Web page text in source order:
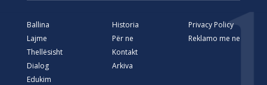
Ballina
Lajme
Thellësisht
Dialog
Edukim
Historia
Për ne
Kontakt
Arkiva
Privacy Policy
Reklamo me ne